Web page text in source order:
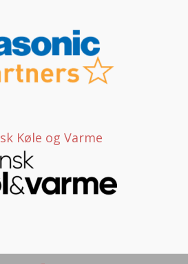
Køle og Varme